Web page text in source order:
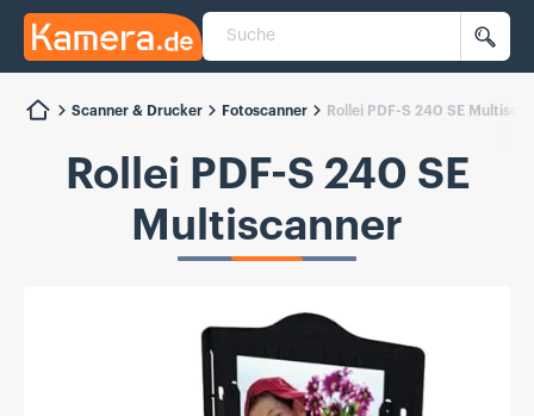
Kamera.de
Suche
Scanner & Drucker Fotoscanner Rollei PDF-S 240 SE
Rollei PDF-S 240 SE
Multiscanner